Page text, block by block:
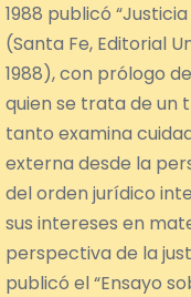
1988 publicó
(Santa Fe, Editorial
1988), con prólogo
quien se trata de un
tanto examina
externa desde la
del orden jurídico
sus intereses en
perspectiva de la
publicó el “Ensayo